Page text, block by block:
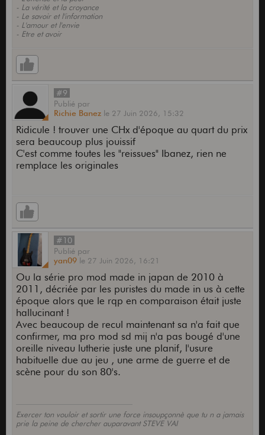
- La vérité et la croyance
- Le savoir et l'information
- L'amour et l'envie
- Etre et avoir
#9
Publié par
Richie Banez le 27 Juin 2026, 15:32
Ridicule ! trouver une CHx d'époque au quart du prix
sera beaucoup plus jouissif
C'est comme toutes les "reissues" Ibanez, rien ne
remplace les originales
#10
Publié par
yan09 le 27 Juin 2026, 16:21
Ou la série pro mod made in japan de 2010 à
2011, décriée par les puristes du made in us à cette
époque alors que le rqp en comparaison était juste
hallucinant !
Avec beaucoup de recul maintenant sa n'a fait que
confirmer, ma pro mod sd mij n'a pas bougé d'une
oreille niveau lutherie juste une planif, l'usure
habituelle due au jeu , une arme de guerre et de
scène pour du son 80's.
Exercer ton vouloir et sortir une force insoupçonnè que tu n a jamais
prie la peine de chercher auparavant STEVE VAI